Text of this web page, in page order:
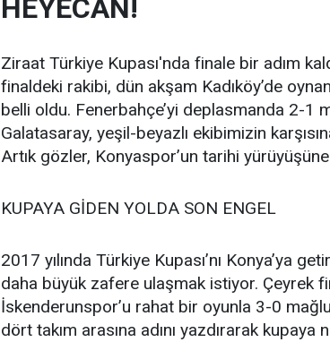
HEYECAN!
Ziraat Türkiye Kupası'nda finale bir adım
finaldeki rakibi, dün akşam Kadıköy’de
belli oldu. Fenerbahçe’yi deplasmanda 2-1
Galatasaray, yeşil-beyazlı ekibimizin
Artık gözler, Konyaspor’un tarihi
KUPAYA GİDEN YOLDA SON ENGEL
2017 yılında Türkiye Kupası’nı Konya’ya
daha büyük zafere ulaşmak istiyor. Çeyrek
İskenderunspor’u rahat bir oyunla 3-0
dört takım arasına adını yazdırarak kupaya